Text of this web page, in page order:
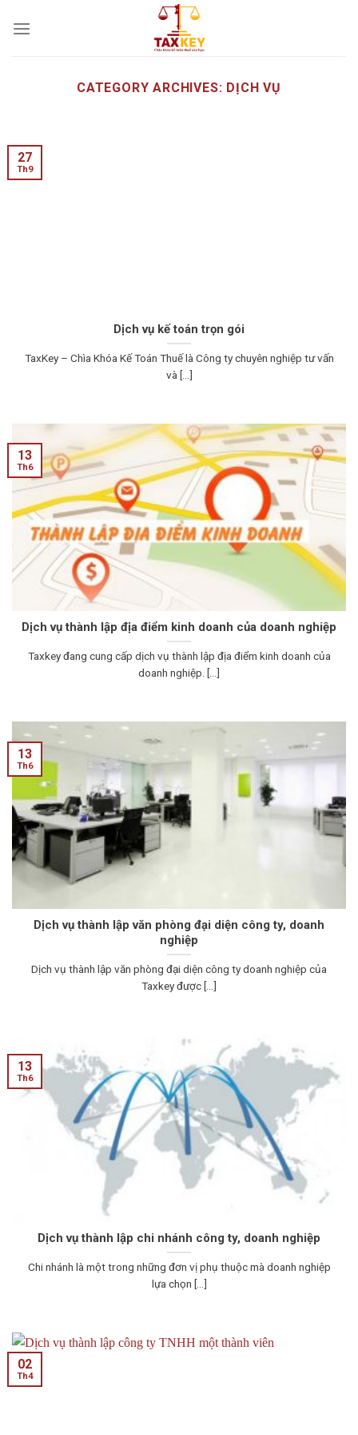
CATEGORY ARCHIVES: DỊCH VỤ
Dịch vụ kế toán trọn gói
TaxKey – Chìa Khóa Kế Toán Thuế là Công ty chuyên nghiệp tư vấn
và [...]
27
Th9
Dịch vụ thành lập địa điểm kinh doanh của doanh nghiệp
Taxkey đang cung cấp dịch vụ thành lập địa điểm kinh doanh của
doanh nghiệp. [...]
13
Th6
Dịch vụ thành lập văn phòng đại diện công ty, doanh
nghiệp
Dịch vụ thành lập văn phòng đại diện công ty doanh nghiệp của
Taxkey được [...]
13
Th6
Dịch vụ thành lập chi nhánh công ty, doanh nghiệp
Chi nhánh là một trong những đơn vị phụ thuộc mà doanh nghiệp
lựa chọn [...]
13
Th6
02
Th4